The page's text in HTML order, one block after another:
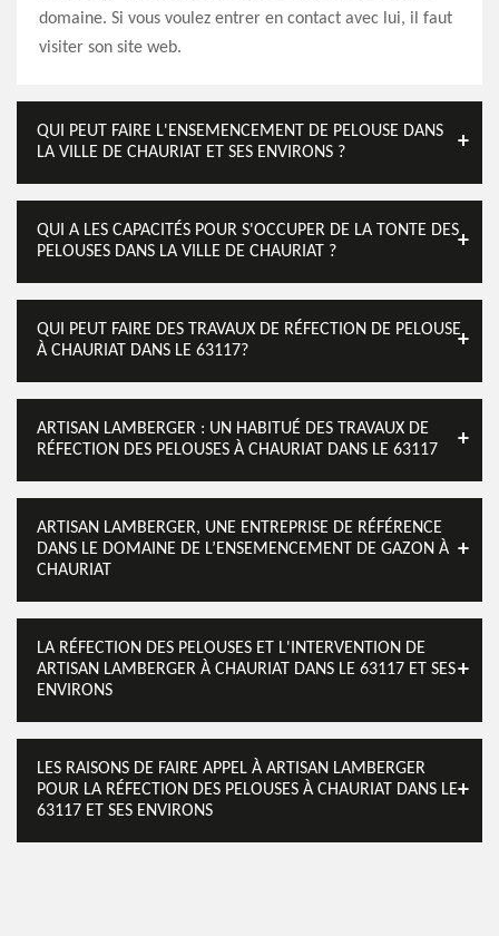
domaine. Si vous voulez entrer en contact avec lui, il faut
visiter son site web.
QUI PEUT FAIRE L'ENSEMENCEMENT DE PELOUSE DANS
LA VILLE DE CHAURIAT ET SES ENVIRONS ?
QUI A LES CAPACITÉS POUR S'OCCUPER DE LA TONTE DES
PELOUSES DANS LA VILLE DE CHAURIAT ?
QUI PEUT FAIRE DES TRAVAUX DE RÉFECTION DE PELOUSE
À CHAURIAT DANS LE 63117?
ARTISAN LAMBERGER : UN HABITUÉ DES TRAVAUX DE
RÉFECTION DES PELOUSES À CHAURIAT DANS LE 63117
ARTISAN LAMBERGER, UNE ENTREPRISE DE RÉFÉRENCE
DANS LE DOMAINE DE L’ENSEMENCEMENT DE GAZON À
CHAURIAT
LA RÉFECTION DES PELOUSES ET L'INTERVENTION DE
ARTISAN LAMBERGER À CHAURIAT DANS LE 63117 ET SES
ENVIRONS
LES RAISONS DE FAIRE APPEL À ARTISAN LAMBERGER
POUR LA RÉFECTION DES PELOUSES À CHAURIAT DANS LE
63117 ET SES ENVIRONS